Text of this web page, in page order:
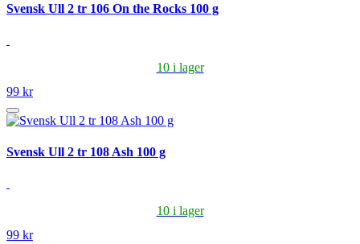
Svensk Ull 2 tr 106 On the Rocks 100 g
10 i lager
99 kr
Svensk Ull 2 tr 108 Ash 100 g
10 i lager
99 kr